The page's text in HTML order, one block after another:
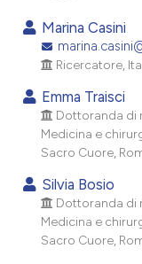
how this article has
scite.ai
shows how a
been cited by providing
of the citation, a
describing
mentions, or
cited claim, and a label
Marina Casini
Ricercatore,
Emma Traisci
Dottoranda di
Medicina e
Sacro Cuore,
Silvia Bosio
Dottoranda di
Medicina e
Sacro Cuore,